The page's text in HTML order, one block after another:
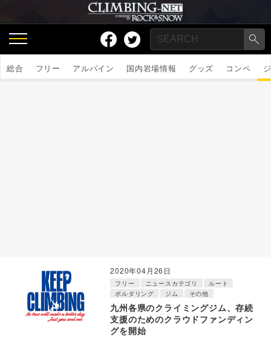
総合 フリー アルパイン 国内岩場情報 グッズ コンペ
2020年04月26日
フリー ニュースカテゴリ
ルート
ボルダリング
ジム その他
九州各県のクライミングジム、存続
支援のためのクラウドファンディン
グを開始